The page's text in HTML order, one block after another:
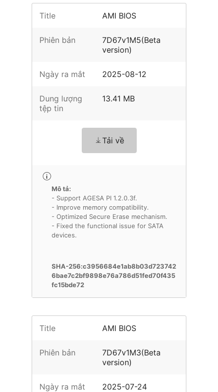
Title AMI BIOS
Phiên bản
7D67v1M5(Beta
version)
Ngày ra mắt 2025-08-12
Dung lượng
tệp tin
13.41 MB
Tải về
Mô tả:
- Support AGESA PI 1.2.0.3f.
- Improve memory compatibility.
- Optimized Secure Erase mechanism.
- Fixed the functional issue for SATA
devices.
SHA-256:c3956684e1ab8b03d723742
6bae7c2bf9898e76a786d51fed70f435
fc15bde72
Title AMI BIOS
Phiên bản
7D67v1M3(Beta
version)
Ngày ra mắt 2025-07-24